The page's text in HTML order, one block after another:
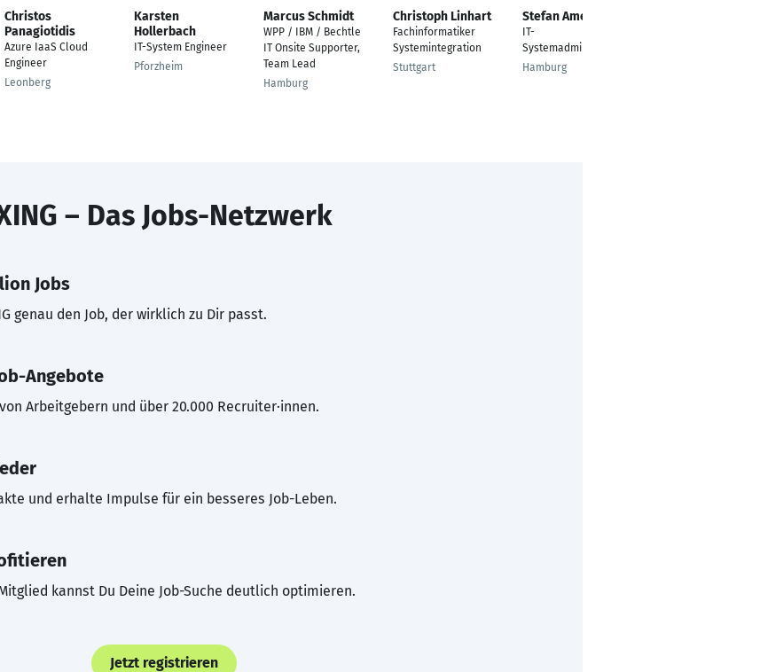
Christos
Panagiotidis
Azure IaaS Cloud
Engineer
Leonberg
Karsten
Hollerbach
IT-System Engineer
Pforzheim
Marcus Schmidt
WPP / IBM / Bechtle
IT Onsite Supporter,
Team Lead
Hamburg
Christoph Linhart
Fachinformatiker
Systemintegration
Stuttgart
Stefan Amelung
IT-
Systemadministrator
Hamburg
– Das Jobs-Netzwerk
Jobs
genau den Job, der wirklich zu Dir passt.
Angebote
Arbeitgebern und über 20.000 Recruiter·innen.
und erhalte Impulse für ein besseres Job-Leben.
kannst Du Deine Job-Suche deutlich optimieren.
Jetzt registrieren